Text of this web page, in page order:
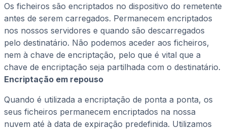
Os ficheiros são encriptados no dispositivo do remetente
antes de serem carregados. Permanecem encriptados
nos nossos servidores e quando são descarregados
pelo destinatário. Não podemos aceder aos ficheiros,
nem à chave de encriptação, pelo que é vital que a
chave de encriptação seja partilhada com o destinatário.
Encriptação em repouso
Quando é utilizada a encriptação de ponta a ponta, os
seus ficheiros permanecem encriptados na nossa
nuvem até à data de expiração predefinida. Utilizamos